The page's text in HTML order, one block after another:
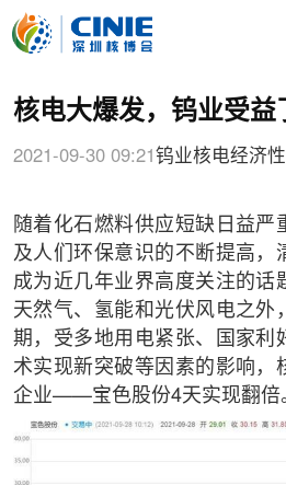
核电大爆发，钨业受益
2021-09-30 09:21 钨业核电经济性
随着化石燃料供应短缺日益严
及人们环保意识的不断提高，
成为近几年业界高度关注的话
天然气、氢能和光伏风电之外
期，受多地用电紧张、国家利
术实现新突破等因素的影响，
企业——宝色股份4天实现翻倍